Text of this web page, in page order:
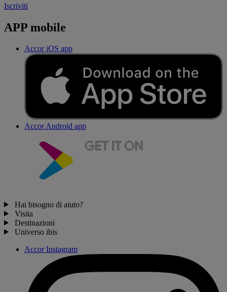
Iscriviti
APP mobile
Accor iOS app
Accor Android app
Hai bisogno di aiuto?
Visita
Destinazioni
Universo ibis
Accor Instagram